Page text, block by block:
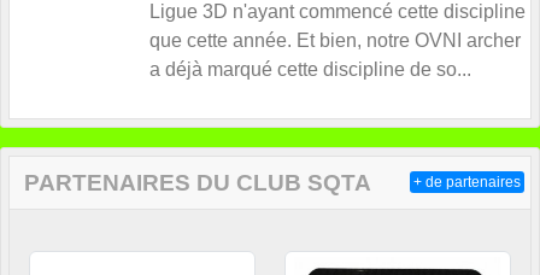
Ligue 3D n'ayant commencé cette discipline
que cette année. Et bien, notre OVNI archer
a déjà marqué cette discipline de so...
PARTENAIRES DU CLUB SQTA + de partenaires